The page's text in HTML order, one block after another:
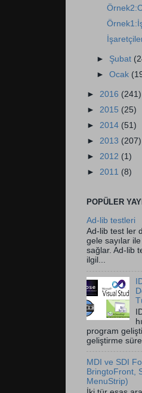
► Şubat
►Ocak
► 2016 (241)
► 2015 (25)
► 2014 (51)
► 2013 (207)
► 2012 (1)
► 2011 (8)
POPÜLER
Ad-lib testleri
Ad-lib test ler
gele sayılar
sağlar. Ad-lib
ilgil...
program
geliştirme
MDI ve SDI
BringtoFront,
MenuStrip)